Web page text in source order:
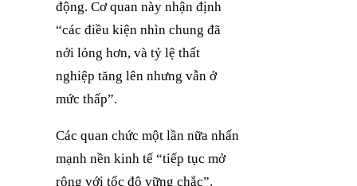
động. Cơ quan này nhận định
“các điều kiện nhìn chung đã
nới lỏng hơn, và tỷ lệ thất
nghiệp tăng lên nhưng vẫn ở
mức thấp”.
Các quan chức một lần nữa nhấn
mạnh nền kinh tế “tiếp tục mở
rộng với tốc độ vững chắc”.